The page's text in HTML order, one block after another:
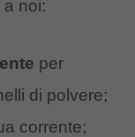
noi:
per
di polvere;
corrente;